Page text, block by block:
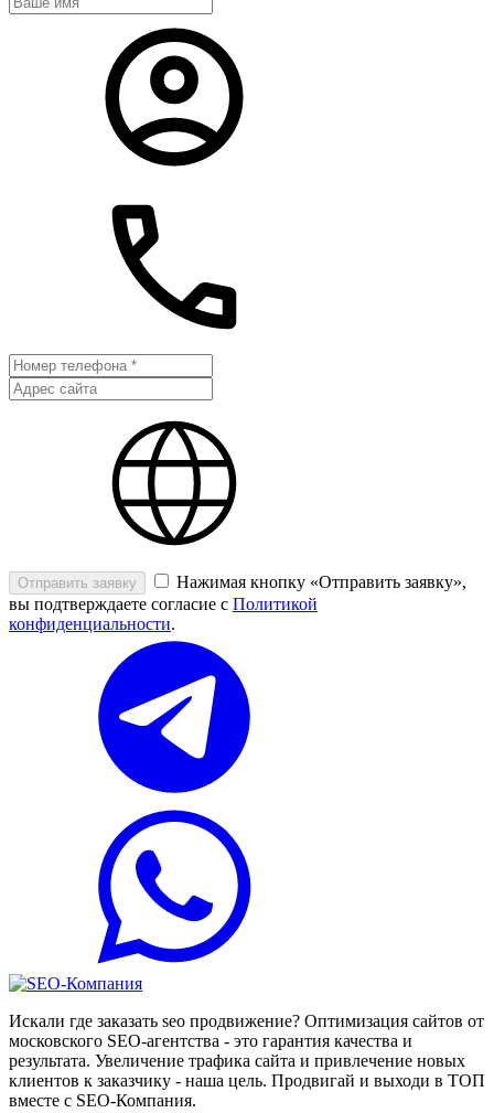
Отправить заявку
Нажимая кнопку «Отправить заявку»,
вы подтверждаете согласие с Политикой
конфиденциальности.
Искали где заказать seo продвижение? Оптимизация сайтов от
московского SEO-агентства - это гарантия качества и
результата. Увеличение трафика сайта и привлечение новых
клиентов к заказчику - наша цель. Продвигай и выходи в ТОП
вместе с SEO-Компания.